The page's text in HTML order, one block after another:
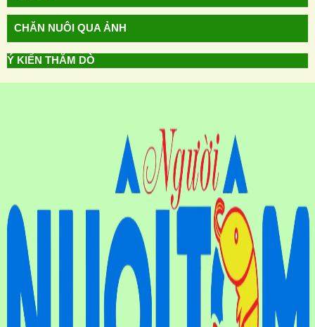
CHĂN NUÔI QUA ẢNH
Ý KIẾN THĂM DÒ